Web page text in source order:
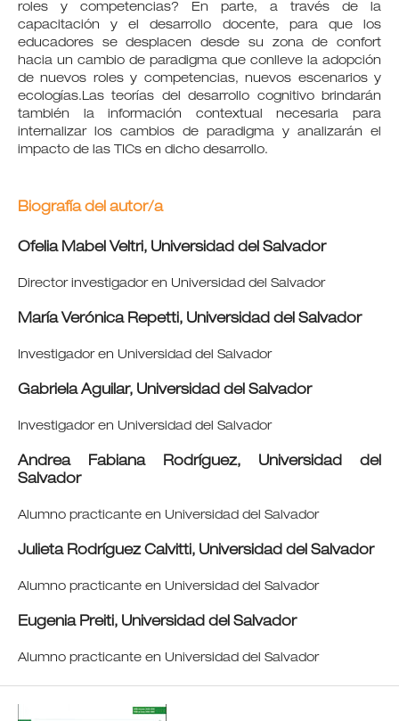
roles y competencias? En parte, a través de la
capacitación y el desarrollo docente, para que los
educadores se desplacen desde su zona de confort
hacia un cambio de paradigma que conlleve la adopción
de nuevos roles y competencias, nuevos escenarios y
ecologías.Las teorías del desarrollo cognitivo brindarán
también la información contextual necesaria para
internalizar los cambios de paradigma y analizarán el
impacto de las TICs en dicho desarrollo.
Biografía del autor/a
Ofelia Mabel Veltri, Universidad del Salvador
Director investigador en Universidad del Salvador
María Verónica Repetti, Universidad del Salvador
Investigador en Universidad del Salvador
Gabriela Aguilar, Universidad del Salvador
Investigador en Universidad del Salvador
Andrea Fabiana Rodríguez, Universidad del
Salvador
Alumno practicante en Universidad del Salvador
Julieta Rodríguez Calvitti, Universidad del Salvador
Alumno practicante en Universidad del Salvador
Eugenia Preiti, Universidad del Salvador
Alumno practicante en Universidad del Salvador